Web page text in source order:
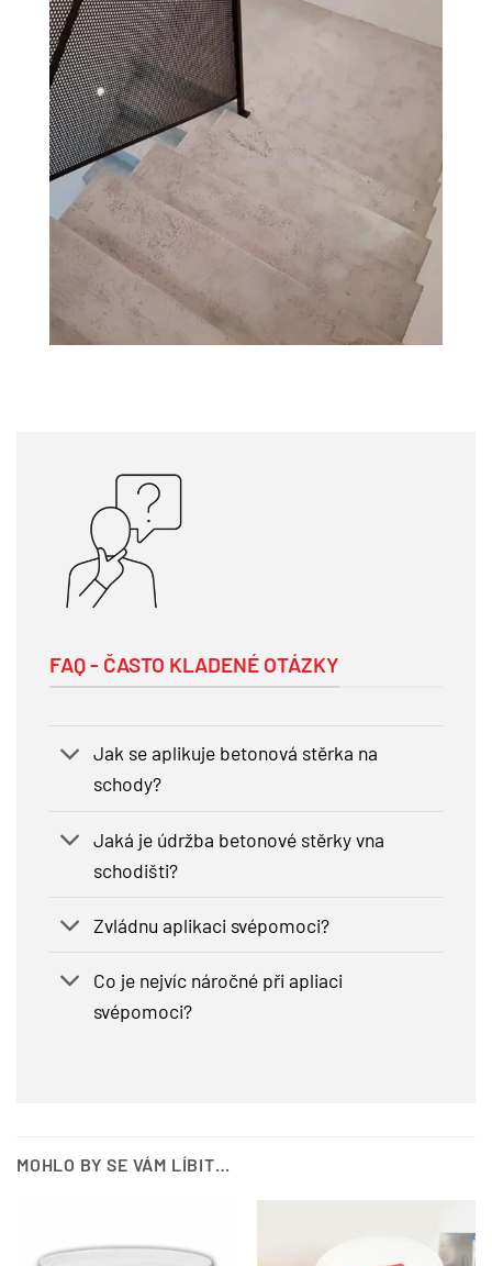
FAQ - ČASTO KLADENÉ OTÁZKY
Jak se aplikuje betonová stěrka na
schody?
Jaká je údržba betonové stěrky vna
schodišti?
Zvládnu aplikaci svépomoci?
Co je nejvíc náročné při apliaci
svépomoci?
MOHLO BY SE VÁM LÍBIT…